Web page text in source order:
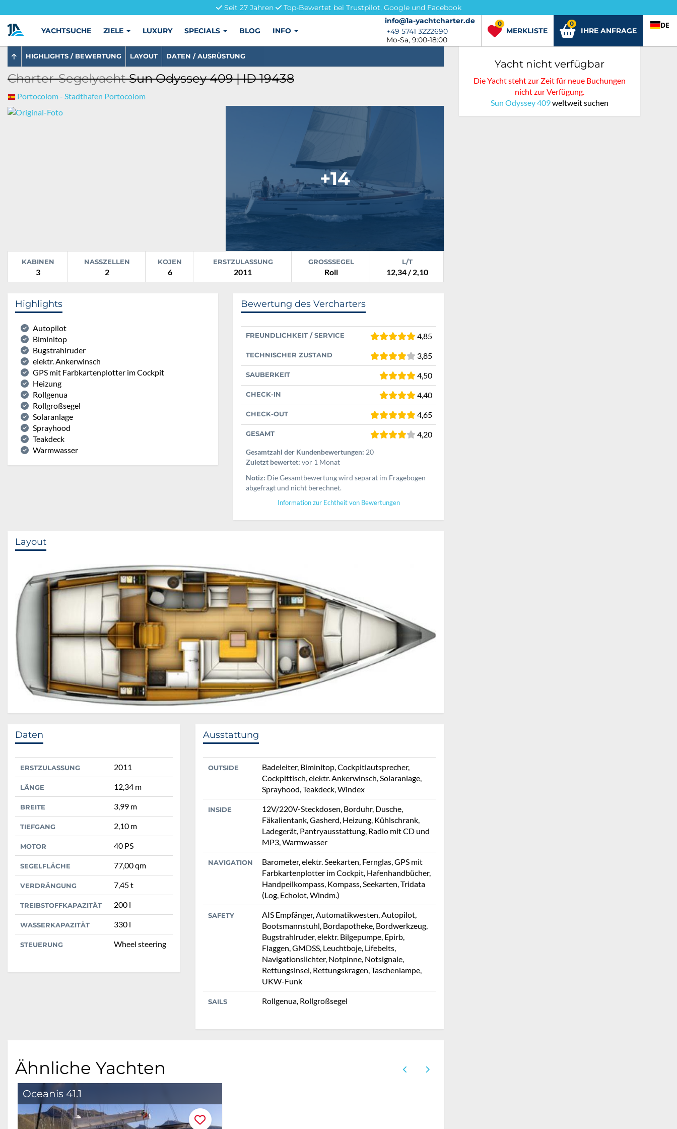
Seit 27 Jahren
Top-Bewertet bei Trustpilot, Google und Facebook
info@1a-yachtcharter.de
info@1a-yachtcharter.de
+49 5741 3222690
+49 5741 3222690
Mo-Sa, 9:00-18:00
MERKLISTE
0
IHRE ANFRAGE
0 DE
YACHTSUCHE ZIELE LUXURY SPECIALS BLOG INFO
HIGHLIGHTS / BEWERTUNG LAYOUT DATEN / AUSRÜSTUNG
Charter-SegelyachtSun Odyssey 409 | ID 19438
Portocolom - Stadthafen Portocolom
+14
KABINEN
3
NASSZELLEN
2
KOJEN
6
ERSTZULASSUNG
2011
GROSSSEGEL
Roll
L/T
12,34 / 2,10
Highlights
Autopilot
Biminitop
Bugstrahlruder
elektr. Ankerwinsch
GPS mit Farbkartenplotter im Cockpit
Heizung
Rollgenua
Rollgroßsegel
Solaranlage
Sprayhood
Teakdeck
Warmwasser
Bewertung des Vercharters
FREUNDLICHKEIT / SERVICE 4,85
TECHNISCHER ZUSTAND 3,85
SAUBERKEIT 4,50
CHECK-IN 4,40
CHECK-OUT 4,65
GESAMT 4,20
Gesamtzahl der Kundenbewertungen: 20
Zuletzt bewertet: vor 1 Monat
Notiz: Die Gesamtbewertung wird separat im Fragebogen
abgefragt und nicht berechnet.
Information zur Echtheit von Bewertungen
Layout
Daten
ERSTZULASSUNG 2011
LÄNGE 12,34 m
BREITE 3,99 m
TIEFGANG 2,10 m
MOTOR 40 PS
SEGELFLÄCHE 77,00 qm
VERDRÄNGUNG 7,45 t
TREIBSTOFFKAPAZITÄT 200 l
WASSERKAPAZITÄT 330 l
STEUERUNG Wheel steering
Ausstattung
OUTSIDE
Badeleiter, Biminitop, Cockpitlautsprecher,
Cockpittisch, elektr. Ankerwinsch, Solaranlage,
Sprayhood, Teakdeck, Windex
INSIDE
12V/220V-Steckdosen, Borduhr, Dusche,
Fäkalientank, Gasherd, Heizung, Kühlschrank,
Ladegerät, Pantryausstattung, Radio mit CD und
MP3, Warmwasser
NAVIGATION
Barometer, elektr. Seekarten, Fernglas, GPS mit
Farbkartenplotter im Cockpit, Hafenhandbücher,
Handpeilkompass, Kompass, Seekarten, Tridata
(Log, Echolot, Windm.)
SAFETY
AIS Empfänger, Automatikwesten, Autopilot,
Bootsmannstuhl, Bordapotheke, Bordwerkzeug,
Bugstrahlruder, elektr. Bilgepumpe, Epirb,
Flaggen, GMDSS, Leuchtboje, Lifebelts,
Navigationslichter, Notpinne, Notsignale,
Rettungsinsel, Rettungskragen, Taschenlampe,
UKW-Funk
SAILS Rollgenua, Rollgroßsegel
Ähnliche Yachten
Oceanis 41.1
Yacht nicht verfügbar
Die Yacht steht zur Zeit für neue Buchungen
nicht zur Verfügung.
Sun Odyssey 409weltweit suchen